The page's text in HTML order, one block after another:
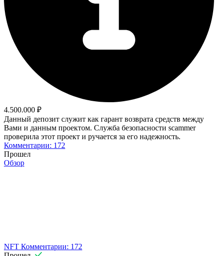
4.500.000 ₽
Данный депозит служит как гарант возврата средств между
Вами и данным проектом. Служба безопасности scammer
проверила этот проект и ручается за его надежность.
Комментарии: 172
Прошел
Обзор
NFT Комментарии: 172